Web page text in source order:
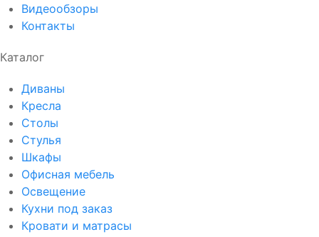
Видеообзоры
Контакты
Каталог
Диваны
Кресла
Столы
Стулья
Шкафы
Офисная мебель
Освещение
Кухни под заказ
Кровати и матрасы